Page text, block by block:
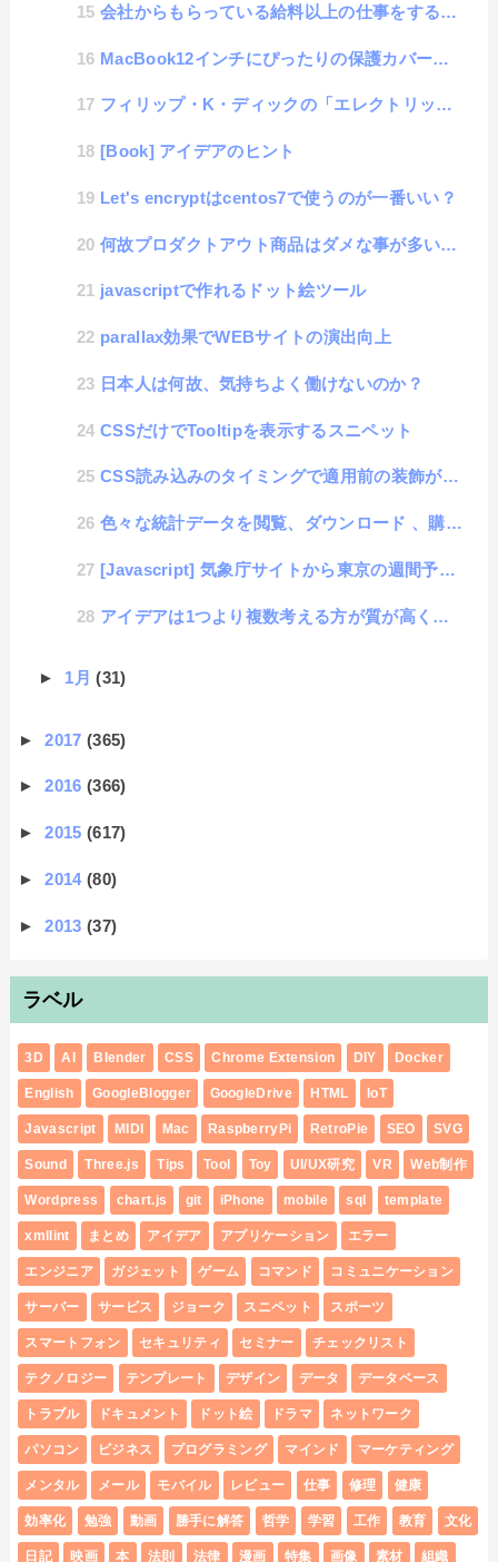
会社からもらっている給料以上の仕事をするための話
MacBook12インチにぴったりの保護カバーを自作取り付け
フィリップ・K・ディックの「エレクトリック・ドリームズ」
[Book] アイデアのヒント
Let's encryptはcentos7で使うのが一番いい？
何故プロダクトアウト商品はダメな事が多いのか？
javascriptで作れるドット絵ツール
parallax効果でWEBサイトの演出向上
日本人は何故、気持ちよく働けないのか？
CSSだけでTooltipを表示するスニペット
CSS読み込みのタイミングで適用前の装飾が表示されることを「FOUC」と言う
色々な統計データを閲覧、ダウンロード 、購入できるサイト集
[Javascript] 気象庁サイトから東京の週間予報データの取得
アイデアは1つより複数考える方が質が高くなる
► 1月(31)
►2017(365)
►2016(366)
►2015(617)
►2014(80)
►2013(37)
ラベル
3D AI Blender CSS Chrome Extension DIY Docker
English GoogleBlogger GoogleDrive HTML IoT
Javascript MIDI Mac RaspberryPi RetroPie SEO SVG
Sound Three.js Tips Tool Toy UI/UX研究 VR Web制作
Wordpress chart.js git iPhone mobile sql template
xmllint まとめ アイデア アプリケーション エラー
エンジニア ガジェット ゲーム コマンド コミュニケーション
サーバー サービス ジョーク スニペット スポーツ
スマートフォン セキュリティ セミナー チェックリスト
テクノロジー テンプレート デザイン データ データベース
トラブル ドキュメント ドット絵 ドラマ ネットワーク
パソコン ビジネス プログラミング マインド マーケティング
メンタル メール モバイル レビュー 仕事 修理 健康
効率化 勉強 動画 勝手に解答 哲学 学習 工作 教育 文化
日記 映画 本 法則 法律 漫画 特集 画像 素材 組織